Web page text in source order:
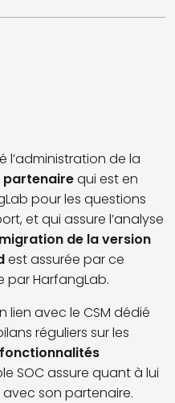
l’administration de la
partenairequi est en
pour les questions
et qui assure l’analyse
migration de la version
est assurée par ce
par HarfangLab.
lien avec le CSM dédié
réguliers sur les
SOC assure quant à lui
son partenaire.